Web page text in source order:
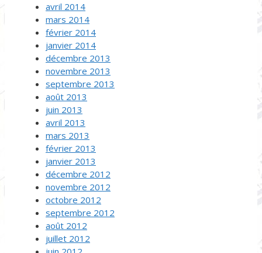
avril 2014
mars 2014
février 2014
janvier 2014
décembre 2013
novembre 2013
septembre 2013
août 2013
juin 2013
avril 2013
mars 2013
février 2013
janvier 2013
décembre 2012
novembre 2012
octobre 2012
septembre 2012
août 2012
juillet 2012